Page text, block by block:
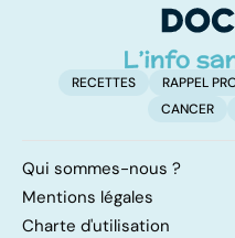
RECETTES RAPPEL
CANCER
Qui sommes-nous ?
Mentions légales
Charte d'utilisation